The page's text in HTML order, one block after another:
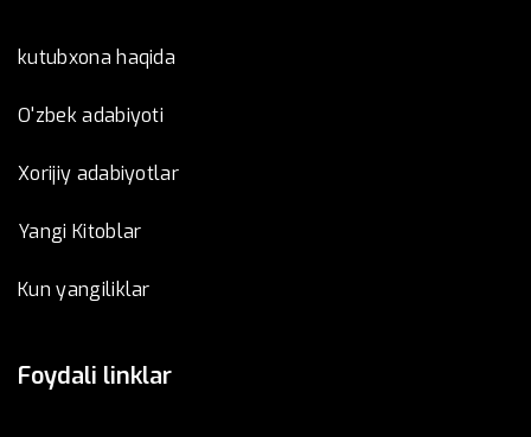
kutubxona haqida
O'zbek adabiyoti
Xorijiy adabiyotlar
Yangi Kitoblar
Kun yangiliklar
Foydali linklar